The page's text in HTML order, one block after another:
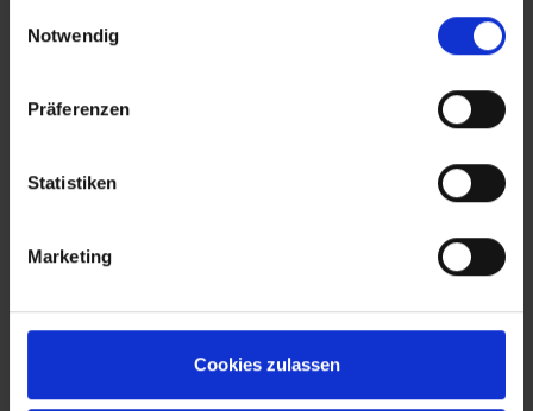
Notwendig
Präferenzen
Statistiken
Marketing
Cookies zulassen